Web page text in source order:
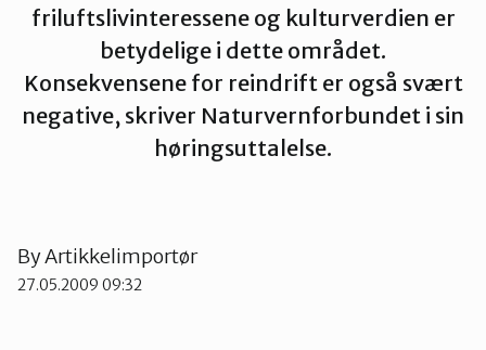
Sør-Helgeland
Vesterålen
friluftslivinteressene og kulturverdien er
betydelige i dette området.
Konsekvensene for reindrift er også svært
negative, skriver Naturvernforbundet i sin
høringsuttalelse.
ByArtikkelimportør
27.05.2009 09:32